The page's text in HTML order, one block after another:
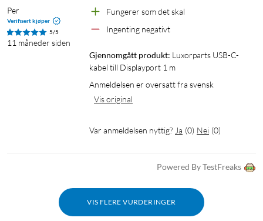
Per
Verifisert kjøper
5/5
11 måneder siden
Fungerer som det skal
Ingenting negativt
Gjennomgått produkt: Luxorparts USB-C-
kabel till Displayport 1 m
Anmeldelsen er oversatt fra svensk
Vis original
Var anmeldelsen nyttig? Ja (0) Nei (0)
Powered By TestFreaks
VIS FLERE VURDERINGER